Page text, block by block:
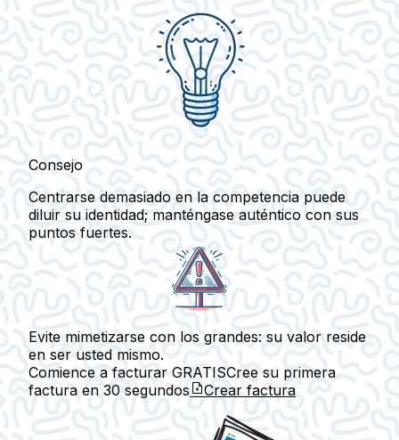
Consejo
Centrarse demasiado en la competencia puede
diluir su identidad; manténgase auténtico con sus
puntos fuertes.
Evite mimetizarse con los grandes: su valor reside
en ser usted mismo.
Comience a facturar GRATISCree su primera
factura en 30 segundos Crear factura